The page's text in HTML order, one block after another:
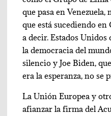
que pasa en
que está sucediendo
a decir. Estados Unidos
la democracia del
silencio y Joe Biden,
era la esperanza, no se
La Unión Europea y
afianzar la firma del